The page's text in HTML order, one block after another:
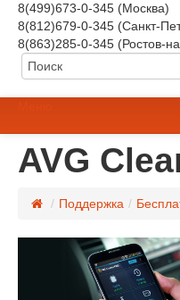
8(499)673-0-345 (Москва)
8(812)679-0-345 (Санкт-
8(863)285-0-345 (Ростов-
AVG
/ Поддержка /